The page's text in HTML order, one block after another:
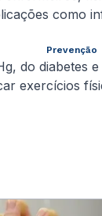
como
Prevenção
do
exercícios